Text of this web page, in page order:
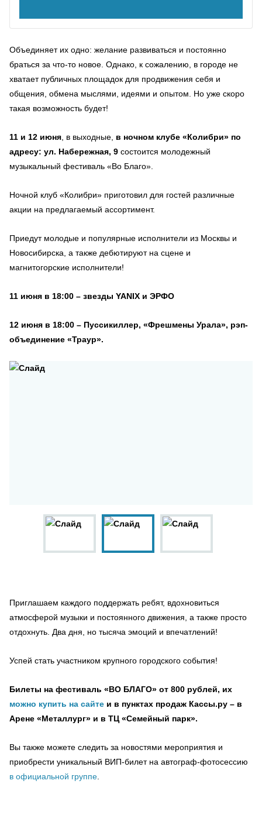
Объединяет их одно: желание развиваться и постоянно
браться за что-то новое. Однако, к сожалению, в городе не
хватает публичных площадок для продвижения себя и
общения, обмена мыслями, идеями и опытом. Но уже скоро
такая возможность будет!
11 и 12 июня , в выходные, в ночном клубе «Колибри» по
адресу: ул. Набережная, 9 состоится молодежный
музыкальный фестиваль «Во Благо».
Ночной клуб «Колибри» приготовил для гостей различные
акции на предлагаемый ассортимент.
Приедут молодые и популярные исполнители из Москвы и
Новосибирска, а также дебютируют на сцене и
магнитогорские исполнители!
11 июня в 18:00 – звезды YANIX и ЭРФО
12 июня в 18:00 – Пуссикиллер, «Фрешмены Урала», рэп-
объединение «Траур».
Приглашаем каждого поддержать ребят, вдохновиться
атмосферой музыки и постоянного движения, а также просто
отдохнуть. Два дня, но тысяча эмоций и впечатлений!
Успей стать участником крупного городского события!
Билеты на фестиваль «ВО БЛАГО» от 800 рублей, их
можно купить на сайте и в пунктах продаж Кассы.ру – в
Арене «Металлург» и в ТЦ «Семейный парк».
Вы также можете следить за новостями мероприятия и
приобрести уникальный ВИП-билет на автограф-фотосессию
в официальной группе